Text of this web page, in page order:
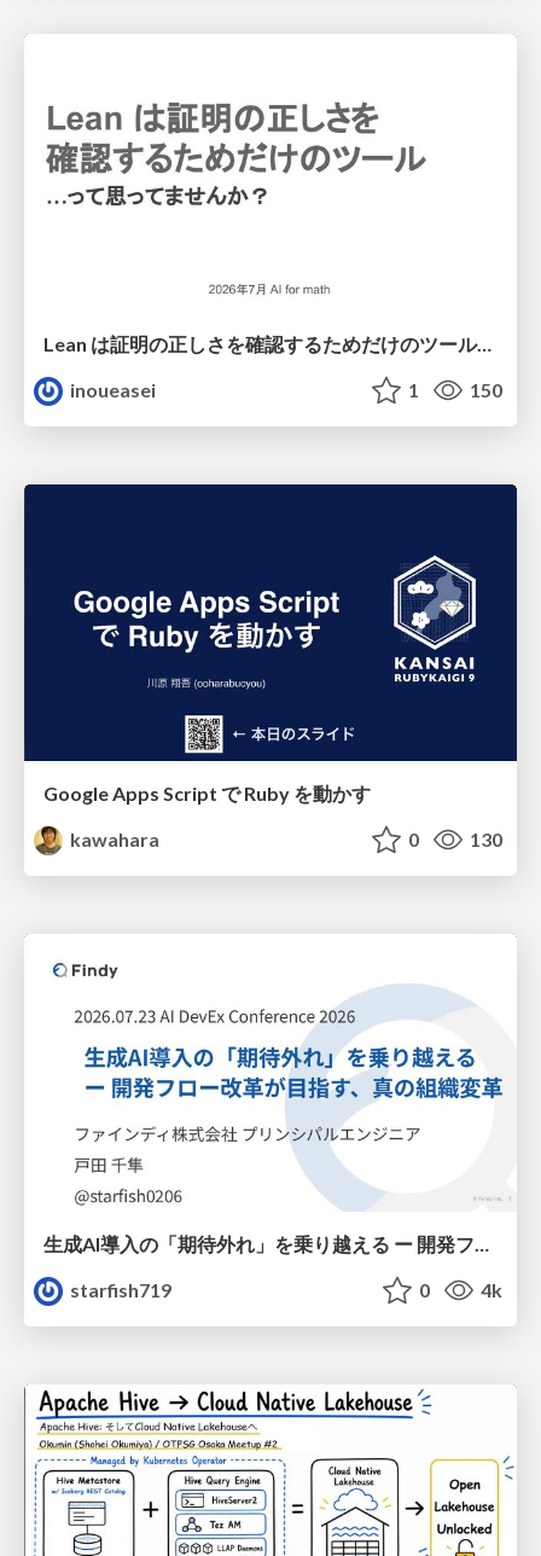
Lean は証明の正しさを確認するためだけのツールって思ってませんか？
inoueasei
1 150
Google Apps Script で Ruby を動かす
kawahara
0 130
starfish719
0 4k